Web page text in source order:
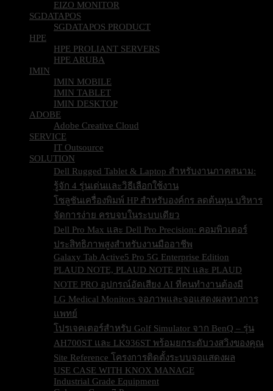
SGDATAPOS
SGDATAPOS PRODUCT
HPE ARUBA
IMIN TABLET
IMIN DESKTOP
ADOBE
Adobe Creative Cloud
SERVICE
IT Outsource
SOLUTION
Dell Rugged Tablet & Laptop สำหรับงานภาคสนาม:
รู้จัก 4 รุ่นเด่นและวิธีเลือกใช้งาน
โซลูชันเครื่องพิมพ์ HP สำหรับองค์กร ลดต้นทุน บริหาร
จัดการง่าย ครบจบในระบบเดียว
Dell Pro Max และ Dell Pro Precision: คอมพิวเตอร์
ประสิทธิภาพสูงสำหรับงานมืออาชีพ
Galaxy Tab Active5 Pro 5G Enterprise Edition
PLAUD NOTE, PLAUD NOTE PIN และ PLAUD
NOTE PRO อุปกรณ์อัดเสียง AI ที่คนทำงานต้องมี
LG Medical Monitors จอภาพและจอแสดงผลทางการ
แพทย์
โปรเจคเตอร์สำหรับ Golf Simulator จาก BenQ – รุ่น
AH700ST และ LK936ST พร้อมยกระดับวงสวิงของคุณ
Site Reference โครงการติดตั้งระบบจอแสดงผล
USE CASE WITH KNOX MANAGE
Industrial Grade Equipment
Galaxy xCover7 Pro